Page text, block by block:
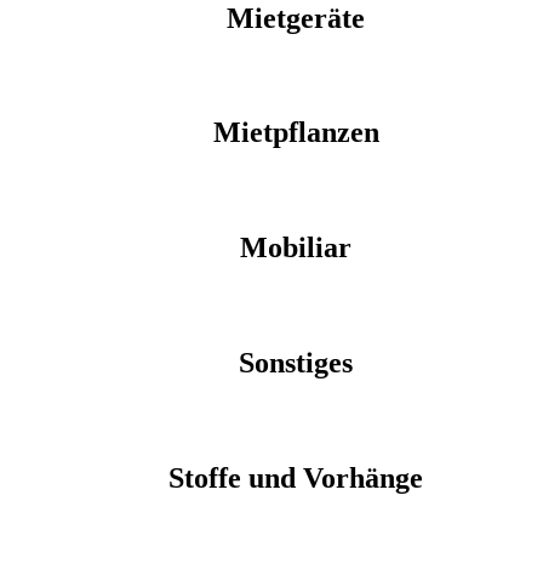
Mietgeräte
Mietpflanzen
Mobiliar
Sonstiges
Stoffe und Vorhänge